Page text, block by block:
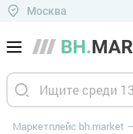
Москва
Маркетплейс bh.market